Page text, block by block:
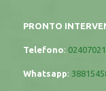
PRONTO
Telefono:
Whatsapp: